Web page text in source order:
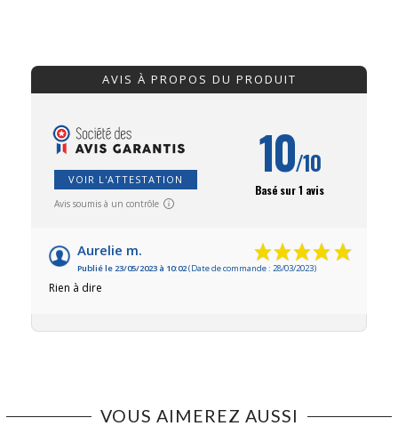
AVIS À PROPOS DU PRODUIT
VOIR L'ATTESTATION
Avis soumis à un contrôle
10/10
Basé sur 1 avis
Aurelie m.
Publié le 23/05/2023 à 10:02(Date de commande : 28/03/2023)
Rien à dire
VOUS AIMEREZ AUSSI